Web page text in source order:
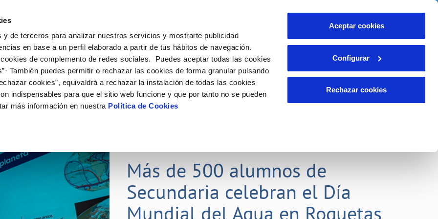
y de terceros para analizar nuestros servicios y mostrarte publicidad
en base a un perfil elaborado a partir de tus hábitos de navegación.
de complemento de redes sociales. Puedes aceptar todas las cookies
También puedes permitir o rechazar las cookies de forma granular pulsando
cookies”, equivaldrá a rechazar la instalación de todas las cookies
indispensables para que el sitio web funcione y que por tanto no se pueden
más información en nuestra Política de Cookies
Aceptar cookies
Configurar
Rechazar cookies
de titular
de suministro
obras
MODIFICACIÓN DE DATOS
Actualizar datos bancarios
Actualizar datos de domicilio
INCIDENCIAS
Comunica anomalías o posibles
VER TODAS LAS GESTIONES
Tu Servicio
AL CLIENTE
contacto
y afectaciones
e impresos
COMPROMISO DE SERVICIO
Carta de compromisos
Customer Counsel (Defensa del cliente)
Tu Agua
del agua
CUIDADOS DEL AGUA
Consejos de ahorro
Medidas contra la sequía
Conócenos
DE GESTIÓN Y CERTIFICADOS
CONTRATACIÓN
Licitaciones en curso
EMPLEO
Nuestros compromisos
Más de 500 alumnos de
Secundaria celebran el Día
Mundial del Agua en Roquetas